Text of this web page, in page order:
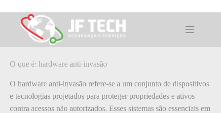
para
conteúdoO que é: hardware anti-invasão
O que é: hardware anti-invasão
O hardware anti-invasão refere-se a um conjunto de dispositivos
e tecnologias projetados para proteger propriedades e ativos
contra acessos não autorizados. Esses sistemas são essenciais em